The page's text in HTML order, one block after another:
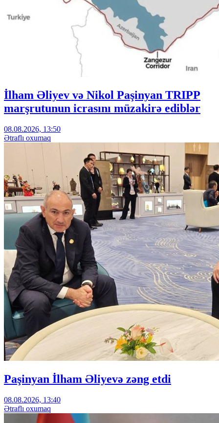
İlham Əliyev və Nikol Paşinyan TRIPP
marşrutunun icrasını müzakirə ediblər
08.08.2026, 13:50
Ətraflı oxumaq
Paşinyan İlham Əliyevə zəng etdi
08.08.2026, 13:40
Ətraflı oxumaq